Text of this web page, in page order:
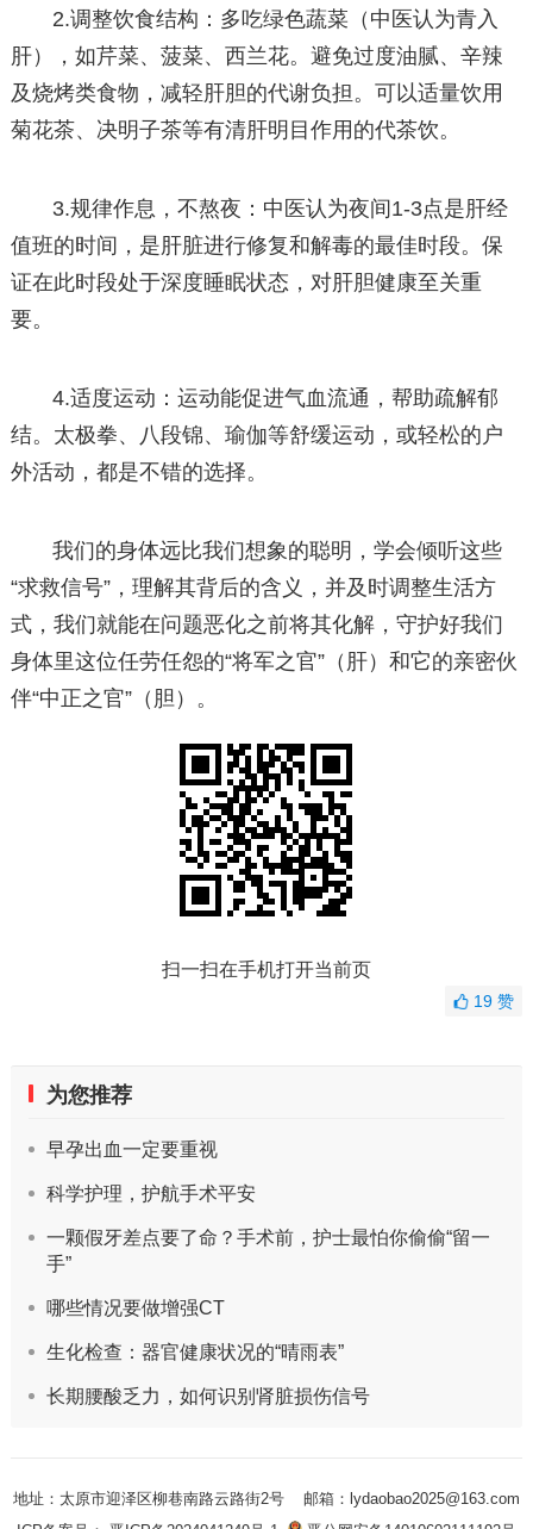
2.调整饮食结构：多吃绿色蔬菜（中医认为青入
肝），如芹菜、菠菜、西兰花。避免过度油腻、辛辣
及烧烤类食物，减轻肝胆的代谢负担。可以适量饮用
菊花茶、决明子茶等有清肝明目作用的代茶饮。
3.规律作息，不熬夜：中医认为夜间1-3点是肝经
值班的时间，是肝脏进行修复和解毒的最佳时段。保
证在此时段处于深度睡眠状态，对肝胆健康至关重
要。
4.适度运动：运动能促进气血流通，帮助疏解郁
结。太极拳、八段锦、瑜伽等舒缓运动，或轻松的户
外活动，都是不错的选择。
我们的身体远比我们想象的聪明，学会倾听这些
“求救信号”，理解其背后的含义，并及时调整生活方
式，我们就能在问题恶化之前将其化解，守护好我们
身体里这位任劳任怨的“将军之官”（肝）和它的亲密伙
伴“中正之官”（胆）。
扫一扫在手机打开当前页
19赞
为您推荐
早孕出血一定要重视
科学护理，护航手术平安
一颗假牙差点要了命？手术前，护士最怕你偷偷“留一
手”
哪些情况要做增强CT
生化检查：器官健康状况的“晴雨表”
长期腰酸乏力，如何识别肾脏损伤信号
地址：太原市迎泽区柳巷南路云路街2号 邮箱：lydaobao2025@163.com